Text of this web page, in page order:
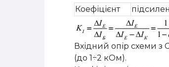
Коефіцієнт
Вхідний опір схеми з
(до 1÷2 кОм).